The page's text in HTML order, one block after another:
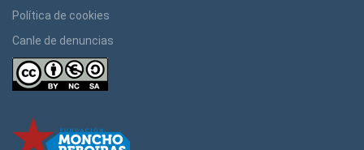
Política de cookies
Canle de denuncias